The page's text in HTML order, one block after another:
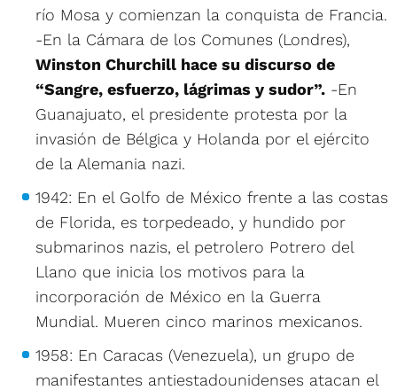
río Mosa y comienzan la conquista de Francia.
-En la Cámara de los Comunes (Londres),
Winston Churchill hace su discurso de
“Sangre, esfuerzo, lágrimas y sudor”. -En
Guanajuato, el presidente protesta por la
invasión de Bélgica y Holanda por el ejército
de la Alemania nazi.
1942: En el Golfo de México frente a las costas
de Florida, es torpedeado, y hundido por
submarinos nazis, el petrolero Potrero del
Llano que inicia los motivos para la
incorporación de México en la Guerra
Mundial. Mueren cinco marinos mexicanos.
1958: En Caracas (Venezuela), un grupo de
manifestantes antiestadounidenses atacan el